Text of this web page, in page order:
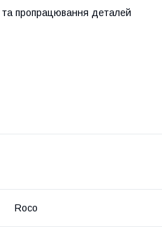
пропрацювання деталей
Roco